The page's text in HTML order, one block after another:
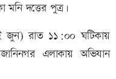
দত্তের পুত্র।
জুন) রাত ১১:০০ ঘটিকায়
এলাকায় অভিযান